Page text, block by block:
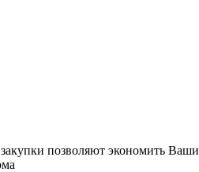
позволяют экономить Ваши